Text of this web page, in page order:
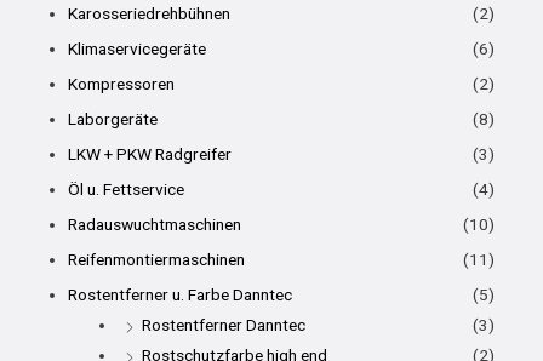
Karosseriedrehbühnen
(2)
Klimaservicegeräte
(6)
Kompressoren
(2)
Laborgeräte
(8)
LKW + PKW Radgreifer
(3)
Öl u. Fettservice
(4)
Radauswuchtmaschinen
(10)
Reifenmontiermaschinen
(11)
Rostentferner u. Farbe Danntec
(5)
Rostentferner Danntec
(3)
Rostschutzfarbe high end
(2)